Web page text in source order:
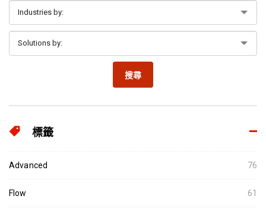
搜尋
標籤
Advanced 76
Flow 61